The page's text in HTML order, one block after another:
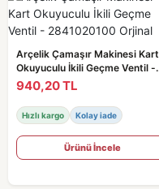
Arçelik Çamaşır Makinesi Kart
Okuyuculu İkili Geçme Ventil -
2841020100 Orjinal
940,20 TL
Hızlı kargo Kolay iade
Ürünü İncele